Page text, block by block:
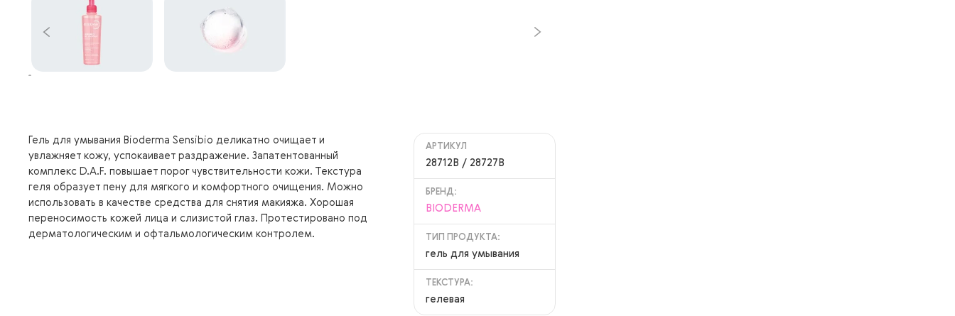
Гель для умывания Bioderma Sensibio деликатно очищает и
увлажняет кожу, успокаивает раздражение. Запатентованный
комплекс D.A.F. повышает порог чувствительности кожи. Текстура
геля образует пену для мягкого и комфортного очищения. Можно
использовать в качестве средства для снятия макияжа. Хорошая
переносимость кожей лица и слизистой глаз. Протестировано под
дерматологическим и офтальмологическим контролем.
АРТИКУЛ
28712B / 28727B
БРЕНД:
BIODERMA
ТИП ПРОДУКТА:
гель для умывания
ТЕКСТУРА:
гелевая